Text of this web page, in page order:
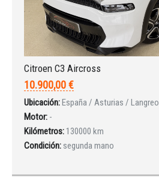
Citroen C3 Aircross
10.900,00 €
Ubicación:España / Asturias / Langreo
Motor: -
Kilómetros: 130000 km
Condición: segunda mano